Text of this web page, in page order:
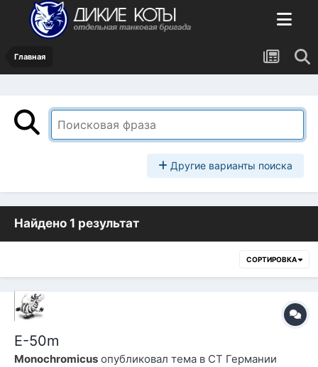
Главная
Другие варианты поиска
Найдено 1 результат
СОРТИРОВКА
E-50m
Monochromicus опубликовал тема в СТ Германии